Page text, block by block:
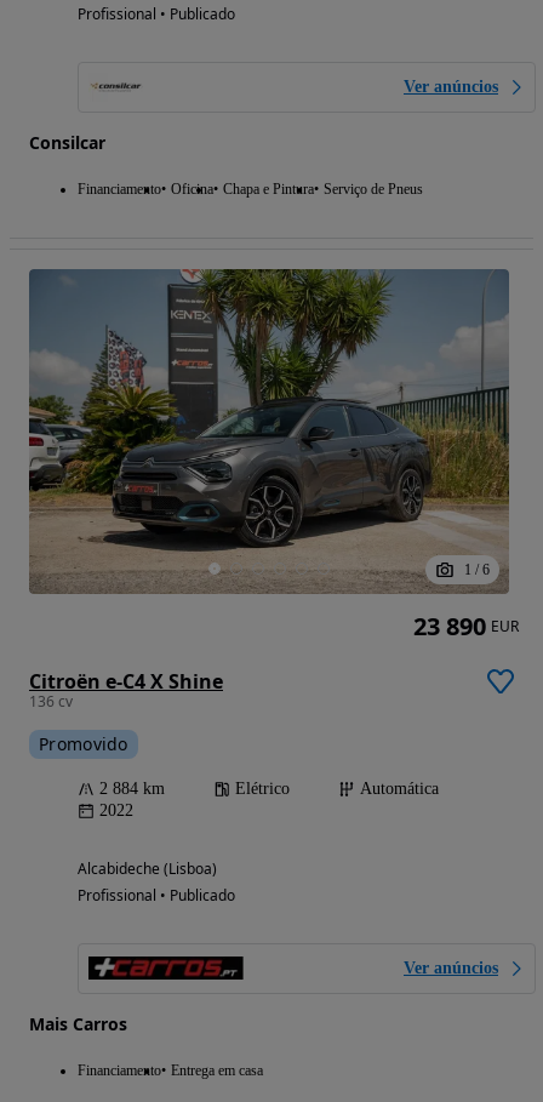
Profissional • Publicado
Ver anúncios
Consilcar
Financiamento Oficina Chapa e Pintura Serviço de Pneus
1 / 6
Citroën e-C4 X Shine
136 cv
Promovido
2 884 km Elétrico
Automática
2022
Alcabideche (Lisboa)
Profissional • Publicado
Ver anúncios
Mais Carros
Financiamento Entrega em casa
23 890 EUR